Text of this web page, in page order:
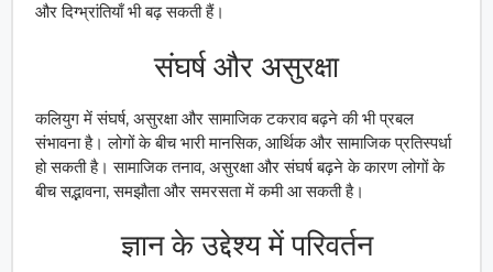
और दिग्भ्रांतियाँ भी बढ़ सकती हैं।
संघर्ष और असुरक्षा
कलियुग में संघर्ष, असुरक्षा और सामाजिक टकराव बढ़ने की भी प्रबल
संभावना है। लोगों के बीच भारी मानसिक, आर्थिक और सामाजिक प्रतिस्पर्धा
हो सकती है। सामाजिक तनाव, असुरक्षा और संघर्ष बढ़ने के कारण लोगों के
बीच सद्भावना, समझौता और समरसता में कमी आ सकती है।
ज्ञान के उद्देश्य में परिवर्तन